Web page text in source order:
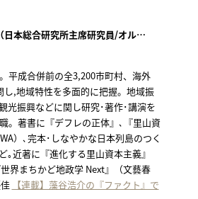
藻谷 浩介（日本総合研究所主席研究員/オルタナ客員論説委員）
平成合併前の全3,200市町村、海外
し,地域特性を多面的に把握。地域振
光振興などに関し研究･著作･講演を
。著書に『デフレの正体』､『里山資
）､完本･しなやかな日本列島のつく
｡近著に『進化する里山資本主義』
界まちかど地政学 Next』（文藝春
【連載】藻谷浩介の『ファクト』で